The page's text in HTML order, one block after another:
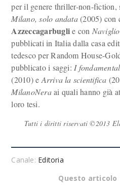
per il genere thriller-non-fiction,
Milano, solo andata(2005) con
Azzeccagarbuglie con
pubblicati in Italia dalla casa
tedesco per Random House-
pubblicato i saggi: I
(2010) e Arriva la scientifica
MilanoNeraai quali hanno già
loro tesi.
Tutti i diritti riservati ©2013
Canale: Editoria
Questo articolo